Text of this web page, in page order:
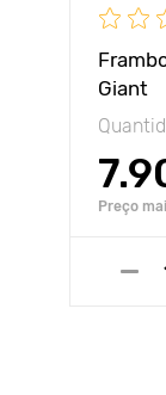
Giant
Preço